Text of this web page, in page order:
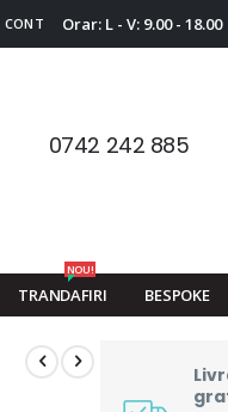
CONT Orar: L - V: 9.00 -
0742 242 885
TRANDAFIRI
NOU!
BESPOKE